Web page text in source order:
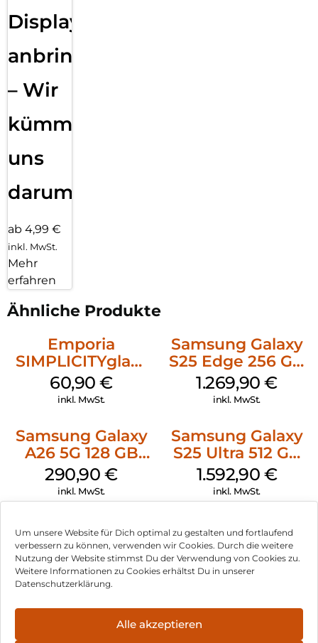
Um unsere Website für Dich optimal zu gestalten und fortlaufend
verbessern zu können, verwenden wir Cookies. Durch die weitere
Nutzung der Website stimmst Du der Verwendung von Cookies zu.
Weitere Informationen zu Cookies erhältst Du in unserer
Datenschutzerklärung.
Alle akzeptieren
Displayfolie
anbringen
– Wir
kümmern
uns
darum!
ab 4,99 €
inkl. MwSt.
Mehr
erfahren
Ähnliche Produkte
Emporia
SIMPLICITYglam
Schwarz
60,90€
inkl. MwSt.
Samsung Galaxy
S25 Edge 256 GB
Titanium Silver
1.269,90€
inkl. MwSt.
Samsung Galaxy
A26 5G 128 GB
White
290,90€
inkl. MwSt.
Samsung Galaxy
S25 Ultra 512 GB
Titanium
Silverblue
1.592,90 €
inkl. MwSt.
Samsung Galaxy
S25 128 GB Mint
635,90€
inkl. MwSt.
Doro Leva L30
Graphite/Weiß
119,90€
HMD Fusion
Business Edition
Google Pixel 9 Pro